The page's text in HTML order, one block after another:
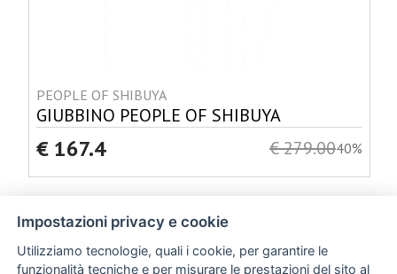
PEOPLE OF SHIBUYA
GIUBBINO PEOPLE OF SHIBUYA
€ 167.4 € 279.0040%
Impostazioni privacy e cookie
Utilizziamo tecnologie, quali i cookie, per garantire le
funzionalità tecniche e per misurare le prestazioni del sito al